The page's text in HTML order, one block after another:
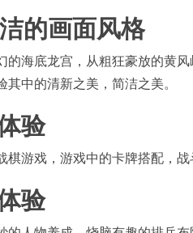
的画面风格
的海底龙宫，从粗狂豪放的黄
中的清新之美，简洁之美。
验
游戏，游戏中的卡牌搭配，战
验